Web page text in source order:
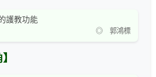
護教功能
◎ 郭鴻標